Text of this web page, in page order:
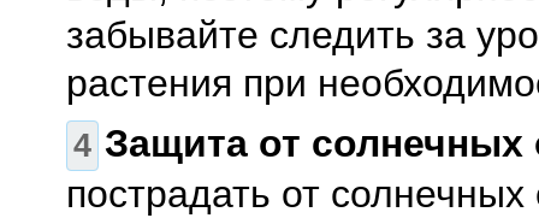
забывайте следить за
растения при
Защита от солнечных
пострадать от